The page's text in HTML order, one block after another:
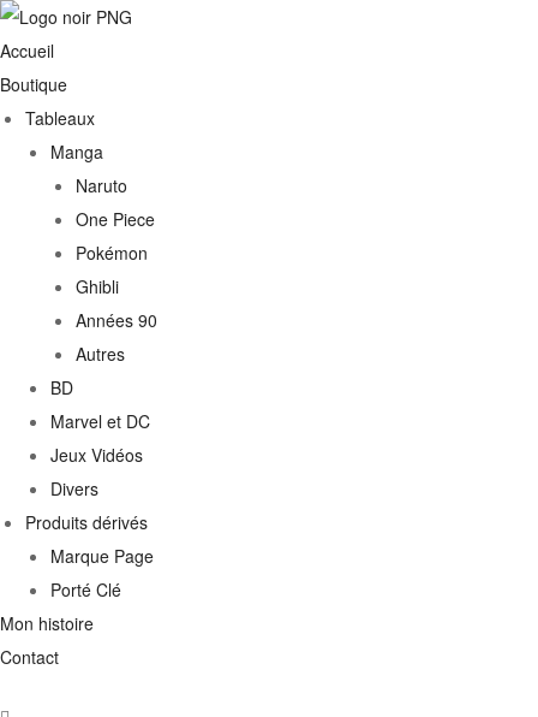
Accueil
Boutique
Tableaux
Manga
Naruto
One Piece
Pokémon
Ghibli
Années 90
Autres
BD
Marvel et DC
Jeux Vidéos
Divers
Produits dérivés
Marque Page
Porté Clé
Mon histoire
Contact